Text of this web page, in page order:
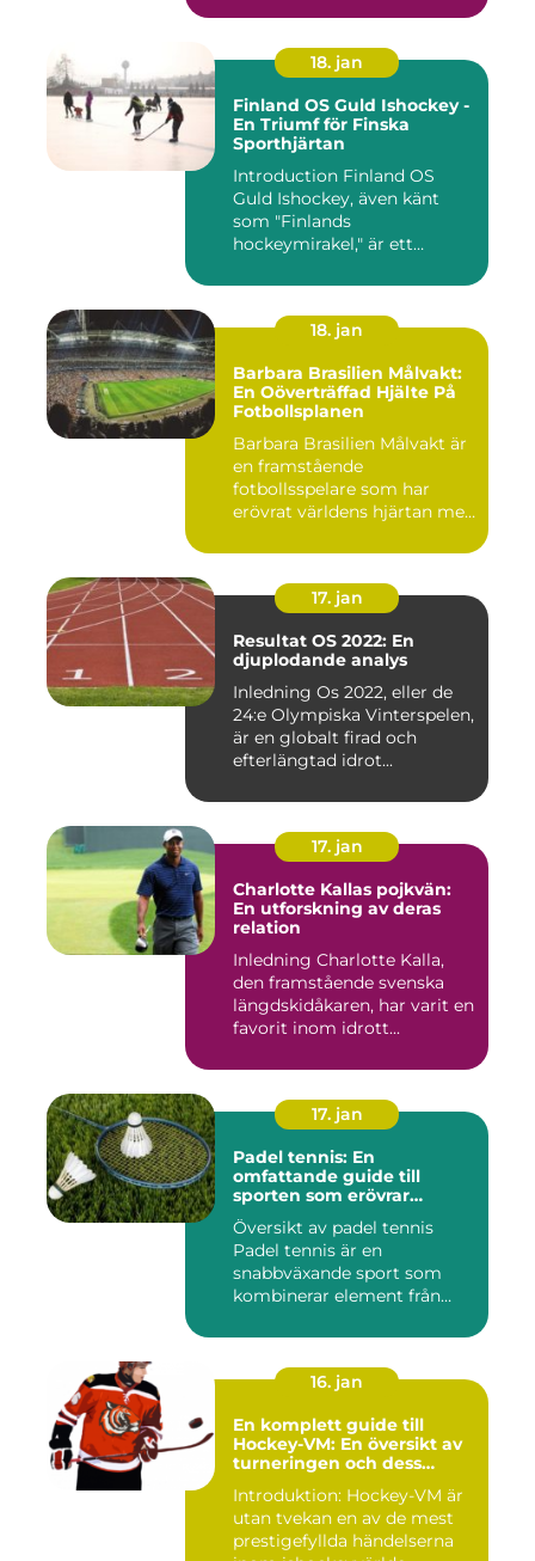
18. jan
Finland OS Guld Ishockey -
En Triumf för Finska
Sporthjärtan
Introduction Finland OS
Guld Ishockey, även känt
som "Finlands
hockeymirakel," är ett
18. jan
Barbara Brasilien Målvakt:
En Oöverträffad Hjälte På
Fotbollsplanen
Barbara Brasilien Målvakt är
en framstående
fotbollsspelare som har
erövrat världens hjärtan med
17. jan
Resultat OS 2022: En
djuplodande analys
Inledning Os 2022, eller de
24:e Olympiska Vinterspelen,
är en globalt firad och
efterlängtad idrot...
17. jan
Charlotte Kallas pojkvän:
En utforskning av deras
relation
Inledning Charlotte Kalla,
den framstående svenska
längdskidåkaren, har varit en
favorit inom idrott...
17. jan
Padel tennis: En
omfattande guide till
sporten som erövrar
världen
Översikt av padel tennis
Padel tennis är en
snabbväxande sport som
kombinerar element från
16. jan
En komplett guide till
Hockey-VM: En översikt av
turneringen och dess
Introduktion: Hockey-VM är
utan tvekan en av de mest
prestigefyllda händelserna